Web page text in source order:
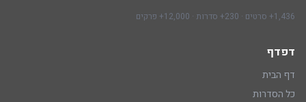
1,436+ סרטים · 230+ סדרות · 12,000+ פרקים
דפדף
דף הבית
כל הסדרות